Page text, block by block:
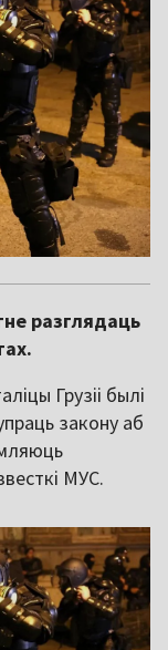
разглядаць
Грузіі былі
закону аб
МУС.